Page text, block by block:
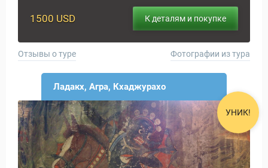
1500 USD К деталям и покупке
Отзывы о туре Фотографии из тура
Ладакх, Агра, Кхаджурахо
УНИК!